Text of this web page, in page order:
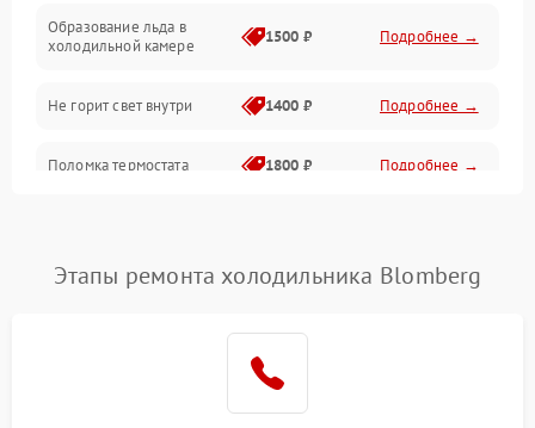
Образование льда в
холодильной камере
1500 ₽ Подробнее →
Не горит свет внутри 1400 ₽ Подробнее →
Поломка термостата 1800 ₽ Подробнее →
Поломка системы No Frost 2600 ₽ Подробнее →
Этапы ремонта холодильника Blomberg